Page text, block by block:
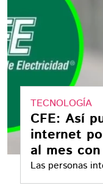
TECNOLOGÍA
CFE: Así
internet
al mes
Las personas
paquetes en